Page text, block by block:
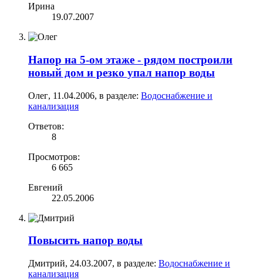
Ирина
19.07.2007
Напор на 5-ом этаже - рядом построили
новый дом и резко упал напор воды
Олег, 11.04.2006, в разделе: Водоснабжение и
канализация
Ответов:
8
Просмотров:
6 665
Евгений
22.05.2006
Повысить напор воды
Дмитрий, 24.03.2007, в разделе: Водоснабжение и
канализация